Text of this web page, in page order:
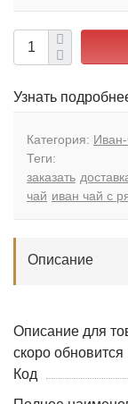
Узнать
Категория:
Теги:
заказать
чай иван чай с
Описание
Описание для
скоро обновится
Код